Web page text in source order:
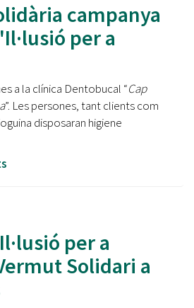
campanya
per a
a la clínica Dentobucal “Cap
”. Les persones, tant clients com
disposaran higiene
per a
Solidari a